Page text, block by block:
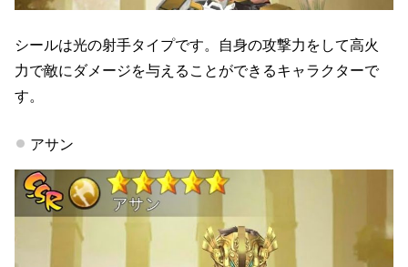
シールは光の射手タイプです。自身の攻撃力をして高火
力で敵にダメージを与えることができるキャラクターで
す。
アサン